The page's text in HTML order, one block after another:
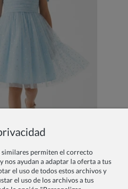
Rina azul con lazos para niña
similares permiten el correcto
ayudan a adaptar la oferta a tus
el uso de todos estos archivos y
el uso de los archivos a tus